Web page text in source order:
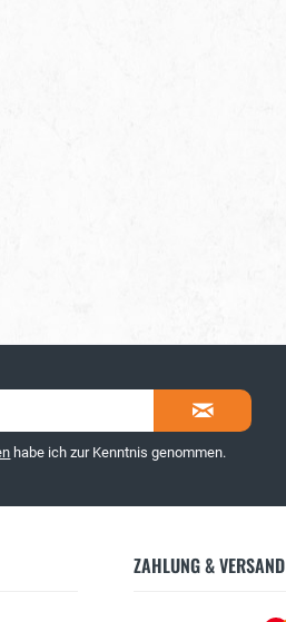
habe ich zur Kenntnis genommen.
ZAHLUNG & VERSAND